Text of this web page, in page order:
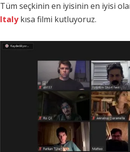
Tüm seçkinin en iyisinin en iyisi
Italykısa filmi kutluyoruz.